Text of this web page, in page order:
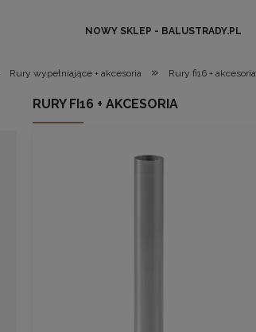
NOWY SKLEP - BALUSTRADY.PL
Rury wypełniające + akcesoria » Rury fi16 + akcesoria
RURY FI16 + AKCESORIA